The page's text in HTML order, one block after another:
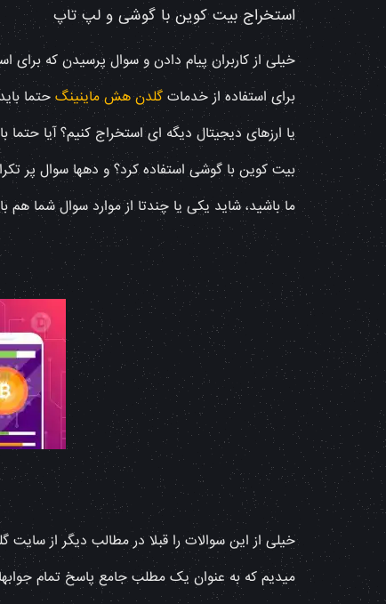
استخراج بیت کوین با گوشی و لپ تاپ
خیلی از کاربران پیام دادن و سوال پرسیدن که
برای استفاده از خدمات گلدن هش ماینینگ حتما
یا ارزهای دیجیتال دیگه ای استخراج کنیم؟ آیا
بیت کوین با گوشی استفاده کرد؟ و دهها سوال پر
ما باشید، شاید یکی یا چندتا از موارد سوال شما هم
خیلی از این سوالات را قبلا در مطالب دیگر از
میدیم که به عنوان یک مطلب جامع پاسخ تمام